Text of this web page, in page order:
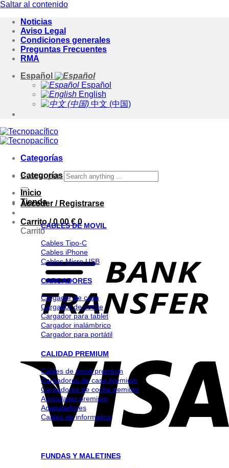
Saltar al contenido
Noticias
Aviso Legal
Condiciones generales
Preguntas Frecuentes
RMA
Español
Español
English
中文 (中国)
Categorías
Buscar por:
Acceder / Registrarse
Carrito /0.00€ 0
Carrito
Categorías
Inicio
Tienda
CABLES DE MOVIL
Cables Tipo-C
Cables iPhone
Cables Micro USB
CARGADORES
Cargador de casa
Cargador de coche
Cargador para tablet
Cargador inalámbrico
Cargador para portátil
CALIDAD PREMIUM
Cables de movil premium
Cargadores de casa premium
Cargadores de coche pemium
Auriculares premium
Adapatadores
Cables de informatica
FUNDAS Y MALETINES